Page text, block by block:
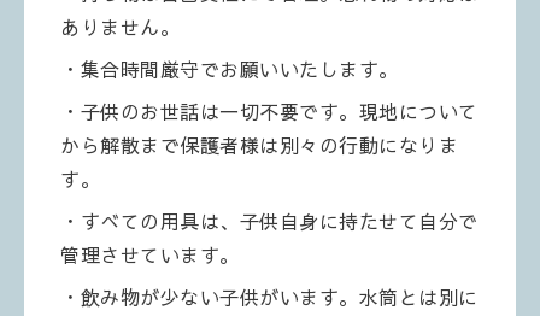
ありません。
・集合時間厳守でお願いいたします。
・子供のお世話は一切不要です。現地について
から解散まで保護者様は別々の行動になりま
す。
・すべての用具は、子供自身に持たせて自分で
管理させています。
・飲み物が少ない子供がいます。水筒とは別に